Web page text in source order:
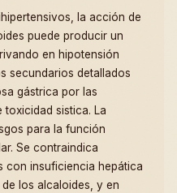
la acción de
puede producir un
en hipotensión
secundarios detallados
gástrica por las
toxicidad sistica. La
para la función
Se contraindica
con insuficiencia hepática
los alcaloides, y en